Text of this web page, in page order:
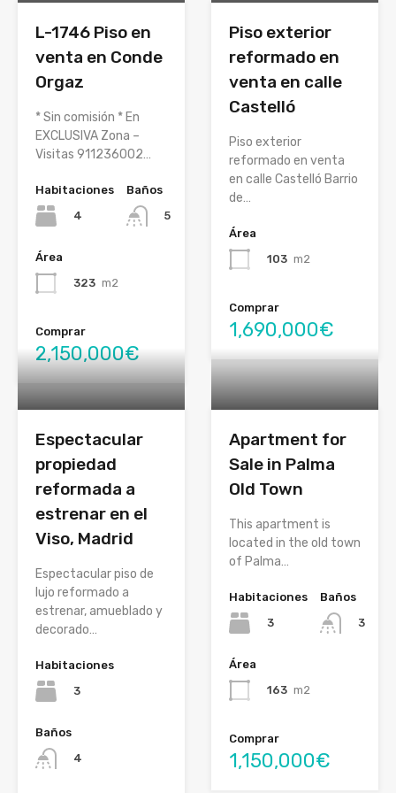
L-1746 Piso en
venta en Conde
Orgaz
* Sin comisión * En
EXCLUSIVA Zona –
Visitas 911236002…
Habitaciones
4
Baños
5
Área
323 m2
Comprar
2,150,000€
Piso exterior
reformado en
venta en calle
Castelló
Piso exterior
reformado en venta
en calle Castelló Barrio
de…
Área
103 m2
Comprar
1,690,000€
Espectacular
propiedad
reformada a
estrenar en el
Viso, Madrid
Espectacular piso de
lujo reformado a
estrenar, amueblado y
decorado…
Habitaciones
3
Baños
4
Apartment for
Sale in Palma
Old Town
This apartment is
located in the old town
of Palma…
Habitaciones
3
Baños
3
Área
163 m2
Comprar
1,150,000€